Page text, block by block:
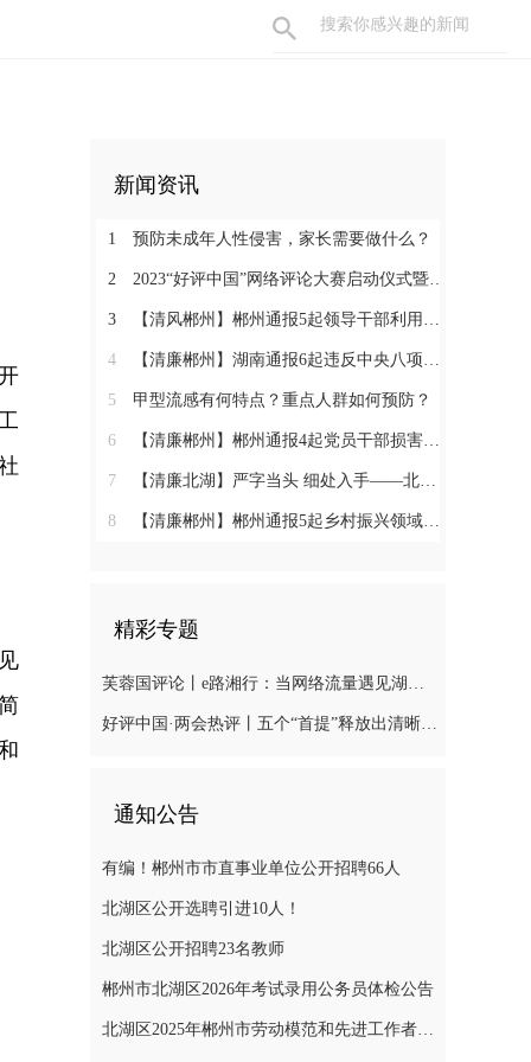
新闻资讯
1 预防未成年人性侵害，家长需要做什么？
2 2023“好评中国”网络评论大赛启动仪式暨网络评论创新论坛即将举行
3 【清风郴州】郴州通报5起领导干部利用职权或影响力为亲友牟利典型案例
4 【清廉郴州】湖南通报6起违反中央八项规定精神典型问题
5 甲型流感有何特点？重点人群如何预防？
6 【清廉郴州】郴州通报4起党员干部损害营商环境问题典型案例
7 【清廉北湖】严字当头 细处入手——北湖区纪委监委坚决纠治“四风”顽瘴痼疾
8 【清廉郴州】郴州通报5起乡村振兴领域不正之风和腐败问题典型案例
精彩专题
芙蓉国评论丨e路湘行：当网络流量遇见湖湘“留量
好评中国·两会热评丨五个“首提”释放出清晰“绿色信号”
通知公告
有编！郴州市市直事业单位公开招聘66人
北湖区公开选聘引进10人！
北湖区公开招聘23名教师
郴州市北湖区2026年考试录用公务员体检公告
北湖区2025年郴州市劳动模范和先进工作者推荐对象公示